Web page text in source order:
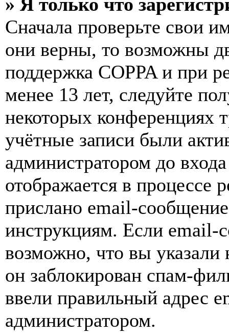
Сначала проверьте свои
они верны, то возможны
поддержка COPPA и при
менее 13 лет, следуйте
некоторых конференциях
учётные записи были
администратором до
отображается в процессе
прислано email-
инструкциям. Если email-
возможно, что вы
он заблокирован спам-
ввели правильный адрес
администратором.